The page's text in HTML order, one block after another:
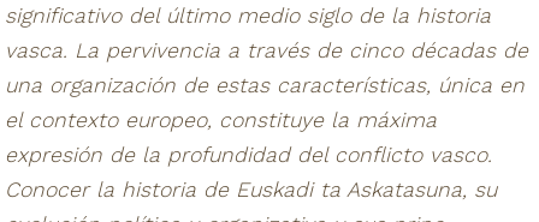
significativo del último medio siglo de la historia
vasca. La pervivencia a través de cinco décadas de
una organización de estas características, única en
el contexto europeo, constituye la máxima
expresión de la profundidad del conflicto vasco.
Conocer la historia de Euskadi ta Askatasuna, su